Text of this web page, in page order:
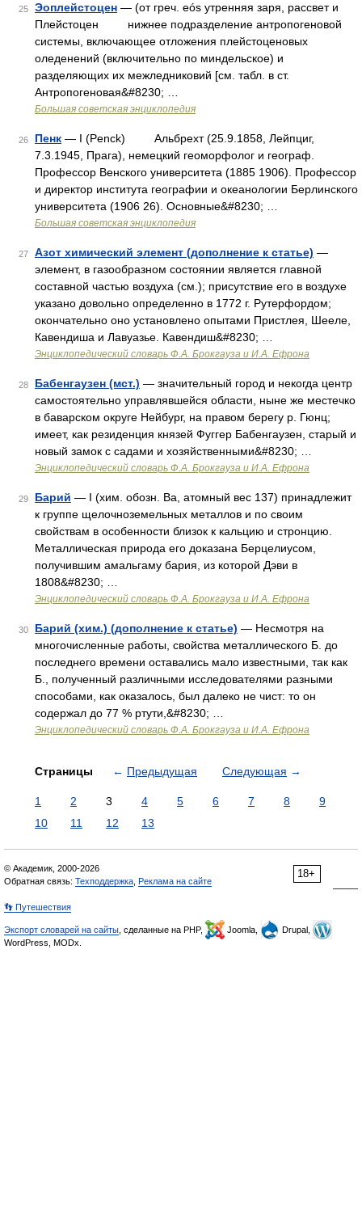
25 Эоплейстоцен — (от греч. eós утренняя заря, рассвет и
Плейстоцен нижнее подразделение антропогеновой
системы, включающее отложения плейстоценовых
оледенений (включительно по миндельское) и
разделяющих их межледниковий [см. табл. в ст.
Антропогеновая&#8230; …
Большая советская энциклопедия
26 Пенк — I (Penck) Альбрехт (25.9.1858, Лейпциг,
7.3.1945, Прага), немецкий геоморфолог и географ.
Профессор Венского университета (1885 1906). Профессор
и директор института географии и океанологии Берлинского
университета (1906 26). Основные&#8230; …
Большая советская энциклопедия
27 Азот химический элемент (дополнение к статье) —
элемент, в газообразном состоянии является главной
составной частью воздуха (см.); присутствие его в воздухе
указано довольно определенно в 1772 г. Рутерфордом;
окончательно оно установлено опытами Пристлея, Шееле,
Кавендиша и Лавуазье. Кавендиш&#8230; …
Энциклопедический словарь Ф.А. Брокгауза и И.А. Ефрона
28 Бабенгаузен (мст.) — значительный город и некогда центр
самостоятельно управлявшейся области, ныне же местечко
в баварском округе Нейбург, на правом берегу р. Гюнц;
имеет, как резиденция князей Фуггер Бабенгаузен, старый и
новый замок с садами и хозяйственными&#8230; …
Энциклопедический словарь Ф.А. Брокгауза и И.А. Ефрона
29 Барий — I (хим. обозн. Ва, атомный вес 137) принадлежит
к группе щелочноземельных металлов и по своим
свойствам в особенности близок к кальцию и стронцию.
Металлическая природа его доказана Берцелиусом,
получившим амальгаму бария, из которой Дэви в
1808&#8230; …
Энциклопедический словарь Ф.А. Брокгауза и И.А. Ефрона
30 Барий (хим.) (дополнение к статье) — Несмотря на
многочисленные работы, свойства металлического Б. до
последнего времени оставались мало известными, так как
Б., полученный различными исследователями разными
способами, как оказалось, был далеко не чист: то он
содержал до 77 % ртути,&#8230; …
Энциклопедический словарь Ф.А. Брокгауза и И.А. Ефрона
Страницы ← Предыдущая Следующая →
1 2 3 4 5 6 7 8
9
10
11 12 13
18+
© Академик, 2000-2026
Обратная связь: Техподдержка Реклама на сайте
👣 Путешествия
Экспорт словарей на сайты , сделанные на PHP, Joomla,
Drupal,
WordPress, MODx.